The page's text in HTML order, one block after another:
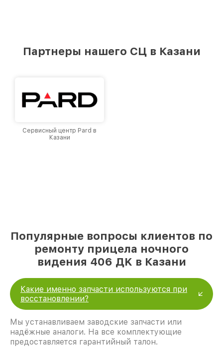
Партнеры нашего СЦ в Казани
Сервисный центр Pard в
Казани
Популярные вопросы клиентов по
ремонту прицела ночного
видения 406 ДK в Казани
Какие именно запчасти используются при
восстановлении?
Мы устанавливаем заводские запчасти или
надёжные аналоги. На все комплектующие
предоставляется гарантийный талон.